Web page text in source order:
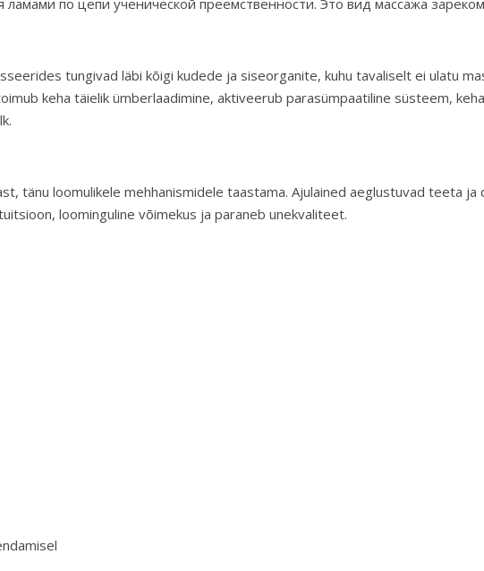
по цепи ученической преемственности. Это вид массажа
tungivad läbi kõigi kudede ja siseorganite, kuhu tavaliselt ei ulatu
keha täielik ümberlaadimine, aktiveerub parasümpaatiline süsteem,
tänu loomulikele mehhanismidele taastama. Ajulained aeglustuvad teeta
loominguline võimekus ja paraneb unekvaliteet.